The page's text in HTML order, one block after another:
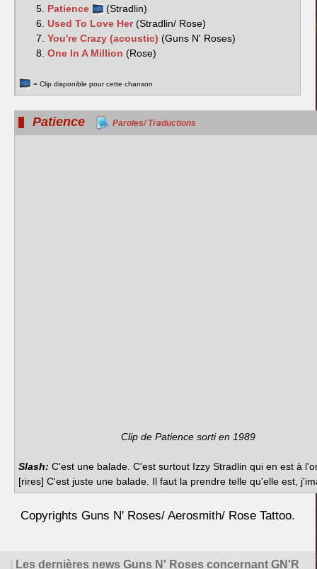
Patience
(Stradlin)
Used To Love Her(Stradlin/ Rose)
You're Crazy (acoustic)(Guns N' Roses)
One In A Million(Rose)
= Clip disponible pour cette chanson
Patience Paroles/ Traductions
Clip de Patience sorti en 1989
Slash: C'est une balade. C'est surtout Izzy Stradlin qui en est à
[rires] C'est juste une balade. Il faut la prendre telle qu'elle est,
Copyrights Guns N' Roses/ Aerosmith/ Rose Tattoo.
Les dernières news Guns N' Roses concernant GN'R